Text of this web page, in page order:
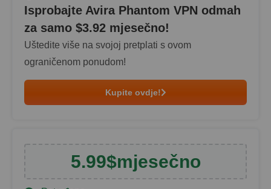
Isprobajte Avira Phantom VPN odmah
za samo $3.92 mjesečno!
Uštedite više na svojoj pretplati s ovom
ograničenom ponudom!
Kupite ovdje!
5.99$mjesečno